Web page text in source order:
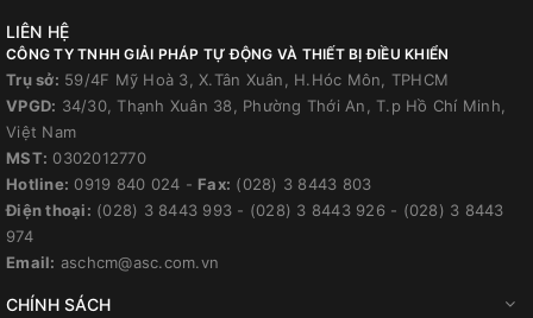
LIÊN HỆ
CÔNG TY TNHH GIẢI PHÁP TỰ ĐỘNG VÀ THIẾT BỊ ĐIỀU KHIỂN
Trụ sở: 59/4F Mỹ Hoà 3, X.Tân Xuân, H.Hóc Môn, TPHCM
VPGD: 34/30, Thạnh Xuân 38, Phường Thới An, T.p Hồ Chí Minh,
Việt Nam
MST: 0302012770
Hotline: 0919 840 024 - Fax: (028) 3 8443 803
Điện thoại: (028) 3 8443 993 - (028) 3 8443 926 - (028) 3 8443
974
Email: aschcm@asc.com.vn
CHÍNH SÁCH